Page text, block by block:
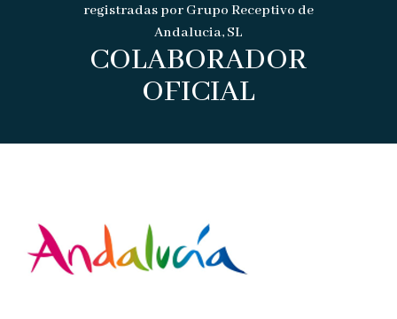
registradas por Grupo Receptivo de
Andalucia, SL
COLABORADOR
OFICIAL